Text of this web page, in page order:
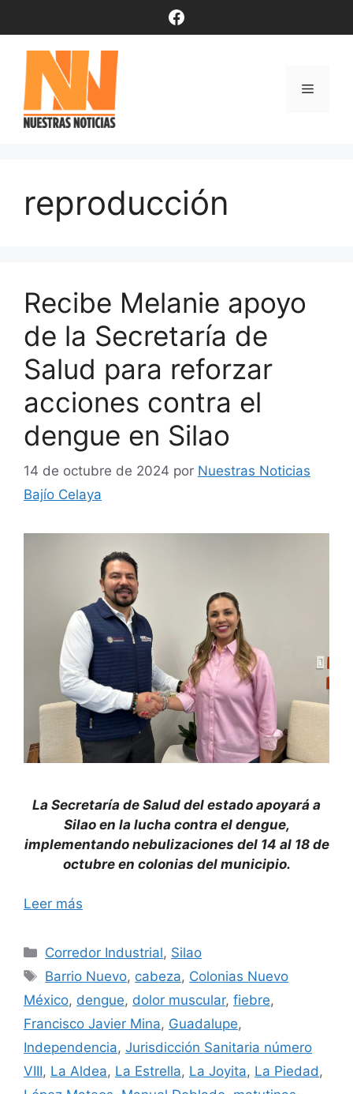
contenido
Facebook
Menú
reproducción
Recibe Melanie apoyo
de la Secretaría de
Salud para reforzar
acciones contra el
dengue en Silao
14 de octubre de 2024 por Nuestras Noticias
Bajío Celaya
La Secretaría de Salud del estado apoyará a
Silao en la lucha contra el dengue,
implementando nebulizaciones del 14 al 18 de
octubre en colonias del municipio.
Leer más
Categorías
Corredor Industrial, Silao
Etiquetas
Barrio Nuevo, cabeza, Colonias Nuevo
México, dengue, dolor muscular, fiebre,
Francisco Javier Mina, Guadalupe,
Independencia, Jurisdicción Sanitaria número
VIII, La Aldea, La Estrella, La Joyita, La Piedad,